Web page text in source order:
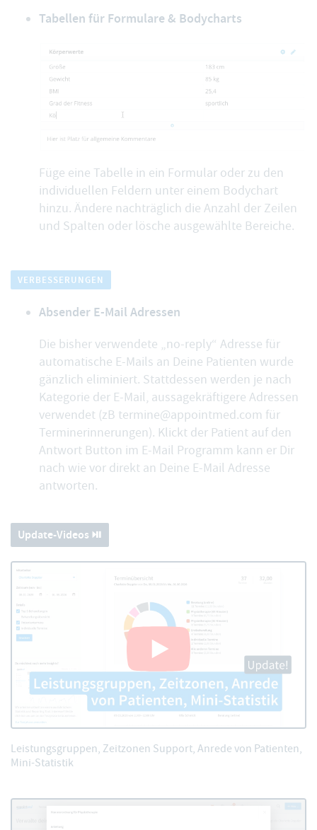
Tabellen für Formulare & Bodycharts
Füge eine Tabelle in ein Formular oder zu den
individuellen Feldern unter einem Bodychart
hinzu. Ändere nachträglich die Anzahl der Zeilen
und Spalten oder lösche ausgewählte Bereiche.
VERBESSERUNGEN
Absender E-Mail Adressen
Die bisher verwendete „no-reply“ Adresse für
automatische E-Mails an Deine Patienten wurde
gänzlich eliminiert. Stattdessen werden je nach
Kategorie der E-Mail, aussagekräftigere Adressen
verwendet (zB termine@appointmed.com für
Terminerinnerungen). Klickt der Patient auf den
Antwort Button im E-Mail Programm kann er Dir
nach wie vor direkt an Deine E-Mail Adresse
antworten.
Update-Videos ⏯️
Leistungsgruppen, Zeitzonen Support, Anrede von Patienten,
Mini-Statistik